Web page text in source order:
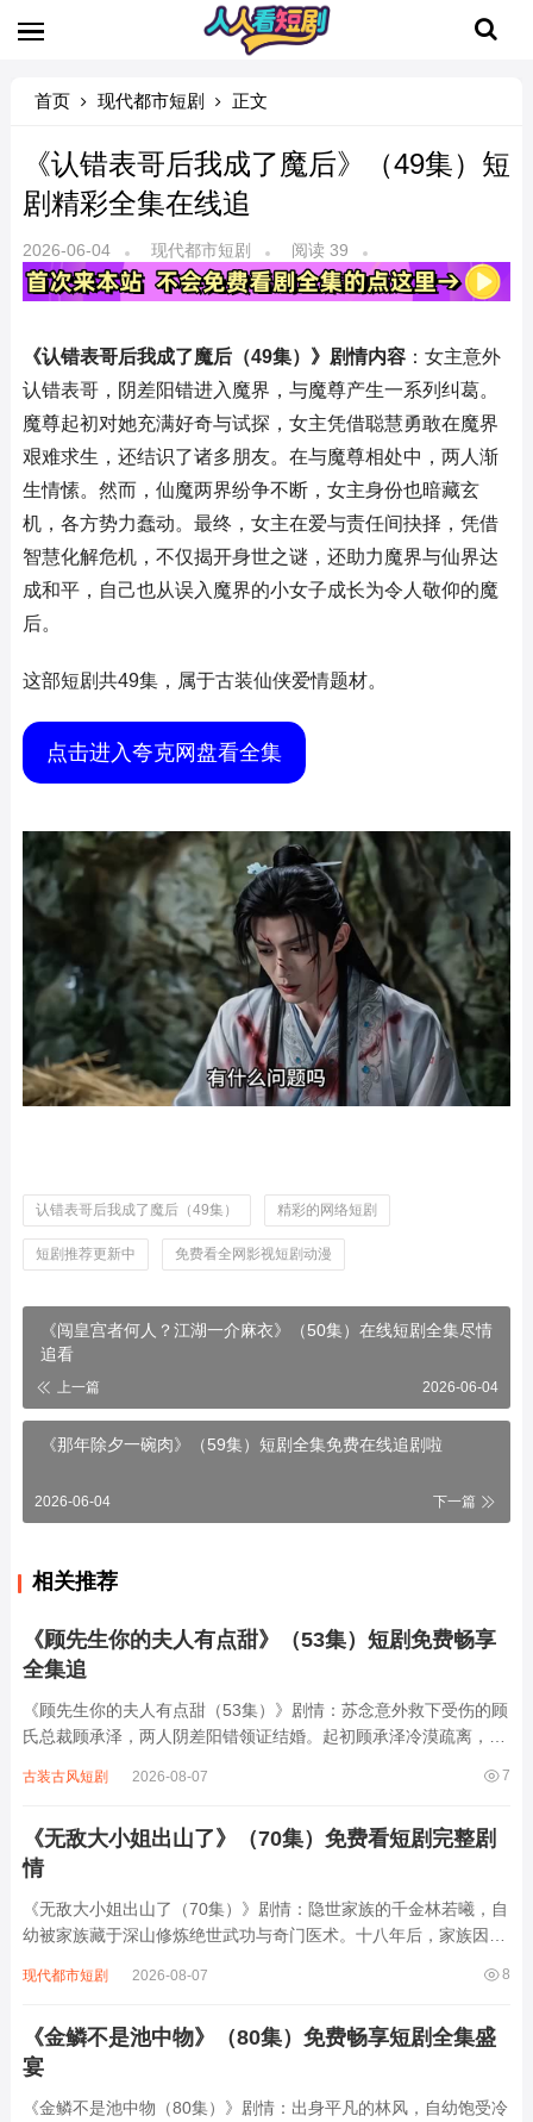
首页 现代都市短剧 正文
《认错表哥后我成了魔后》（49集）短
剧精彩全集在线追
2026-06-04 现代都市短剧 阅读 39
《认错表哥后我成了魔后（49集）》剧情内容：女主意外
认错表哥，阴差阳错进入魔界，与魔尊产生一系列纠葛。
魔尊起初对她充满好奇与试探，女主凭借聪慧勇敢在魔界
艰难求生，还结识了诸多朋友。在与魔尊相处中，两人渐
生情愫。然而，仙魔两界纷争不断，女主身份也暗藏玄
机，各方势力蠢动。最终，女主在爱与责任间抉择，凭借
智慧化解危机，不仅揭开身世之谜，还助力魔界与仙界达
成和平，自己也从误入魔界的小女子成长为令人敬仰的魔
后。
这部短剧共49集，属于古装仙侠爱情题材。
点击进入夸克网盘看全集
认错表哥后我成了魔后（49集） 精彩的网络短剧
短剧推荐更新中 免费看全网影视短剧动漫
《闯皇宫者何人？江湖一介麻衣》（50集）在线短剧全集尽情
追看
上一篇 2026-06-04
《那年除夕一碗肉》（59集）短剧全集免费在线追剧啦
2026-06-04 下一篇
相关推荐
《顾先生你的夫人有点甜》（53集）短剧免费畅享
全集追
《顾先生你的夫人有点甜（53集）》剧情：苏念意外救下受伤的顾
氏总裁顾承泽，两人阴差阳错领证结婚。起初顾承泽冷漠疏离，苏
泽暗中相护；而苏念凭借自身能力在珠宝设计领域崭露头角，更帮
7
古装古风短剧 2026-08-07
《无敌大小姐出山了》（70集）免费看短剧完整剧
情
《无敌大小姐出山了（70集）》剧情：隐世家族的千金林若曦，自
幼被家族藏于深山修炼绝世武功与奇门医术。十八年后，家族因卷
凭借超凡身手与智慧，一边化解家族危机，一边结识了一群性格各
8
现代都市短剧 2026-08-07
《金鳞不是池中物》（80集）免费畅享短剧全集盛
宴
《金鳞不是池中物（80集）》剧情：出身平凡的林风，自幼饱受冷